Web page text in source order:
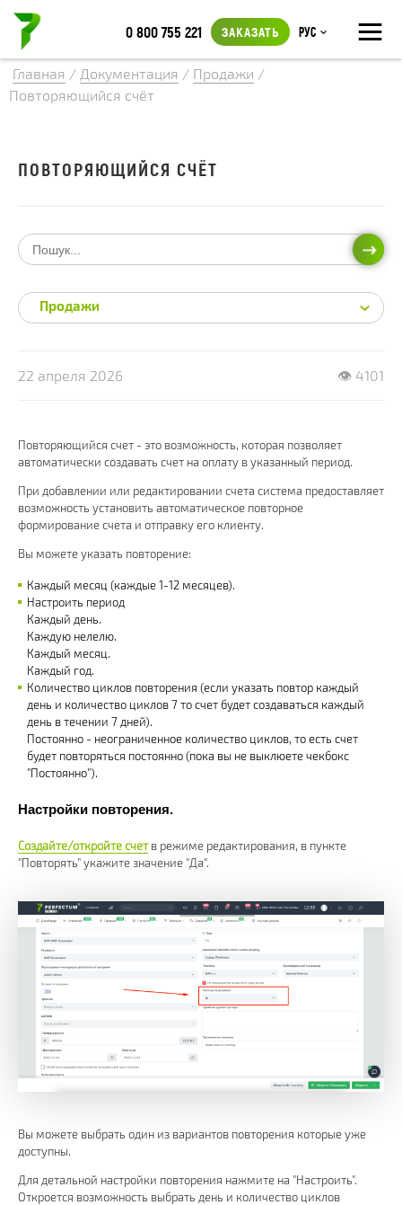
≡
0 800 755 221 ЗАКАЗАТЬ Рус
Главная / Документация / Продажи /
Повторяющийся счёт
22 апреля 2026 👁 4101
Повторяющийся счет - это возможность, которая позволяет
автоматически создавать счет на оплату в указанный период.
При добавлении или редактировании счета система предоставляет
возможность установить автоматическое повторное
формирование счета и отправку его клиенту.
Вы можете указать повторение:
Каждый месяц (каждые 1-12 месяцев).
Настроить период
Каждый день.
Каждую нелелю.
Каждый месяц.
Каждый год.
Количество циклов повторения (если указать повтор каждый
день и количество циклов 7 то счет будет создаваться каждый
день в течении 7 дней).
Постоянно - неограниченное количество циклов, то есть счет
будет повторяться постоянно (пока вы не выклюете чекбокс
"Постоянно").
Настройки повторения.
Создайте/откройте счетв режиме редактирования, в пункте
"Повторять" укажите значение "Да".
Вы можете выбрать один из вариантов повторения которые уже
доступны.
Для детальной настройки повторения нажмите на "Настроить".
Откроется возможность выбрать день и количество циклов
ПОВТОРЯЮЩИЙСЯ СЧЁТ
Продажи